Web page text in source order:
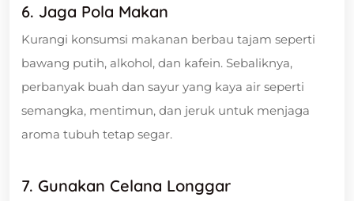
6. Jaga Pola Makan
Kurangi konsumsi makanan berbau tajam seperti
bawang putih, alkohol, dan kafein. Sebaliknya,
perbanyak buah dan sayur yang kaya air seperti
semangka, mentimun, dan jeruk untuk menjaga
aroma tubuh tetap segar.
7. Gunakan Celana Longgar